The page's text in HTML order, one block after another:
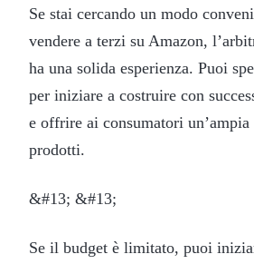
Se stai cercando un modo
vendere a terzi su Amazon,
ha una solida esperienza. Puoi
per iniziare a costruire con
e offrire ai consumatori un’ampia
prodotti.
&#13; &#13;
Se il budget è limitato, puoi